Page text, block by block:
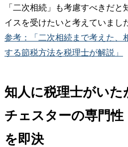
「二次相続」も考慮すべきだ
イスを受けたいと考えていまし
参考：「二次相続まで考えた、
する節税方法を税理士が解説」
知人に税理士がいた
チェスターの専門性
を即決